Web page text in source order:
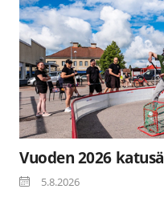
Vuoden 2026
5.8.2026